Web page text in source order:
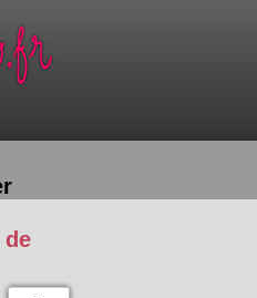
de